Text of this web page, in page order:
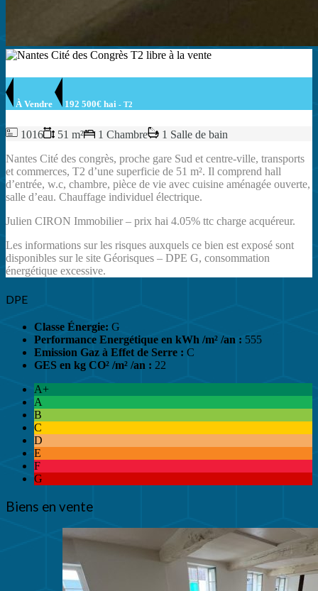
À Vendre 192 500€ hai - T2
1016 51 m² 1 Chambre
1 Salle de bain
Nantes Cité des congrès, proche gare Sud et centre-ville, transports
et commerces, T2 d’une superficie de 51 m². Il comprend hall
d’entrée, w.c, chambre, pièce de vie avec cuisine aménagée ouverte,
salle d’eau. Chauffage individuel électrique.
Julien CIRON Immobilier – prix hai 4.05% ttc charge acquéreur.
Les informations sur les risques auxquels ce bien est exposé sont
disponibles sur le site Géorisques – DPE G, consommation
énergétique excessive.
DPE
Classe Énergie: G
Performance Energétique en kWh /m² /an : 555
Emission Gaz à Effet de Serre : C
GES en kg CO² /m² /an : 22
A+
A
B
C
D
E
F
G
Biens en vente